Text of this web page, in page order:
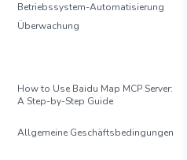
Betriebssystem-Automatisierung
Überwachung
How to Use Baidu Map MCP Server:
A Step-by-Step Guide
Allgemeine Geschäftsbedingungen